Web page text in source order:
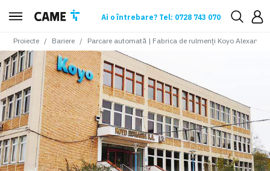
Ai o întrebare? Tel: 0728 743 070
Proiecte Bariere Parcare automată | Fabrica de rulmenți Koyo